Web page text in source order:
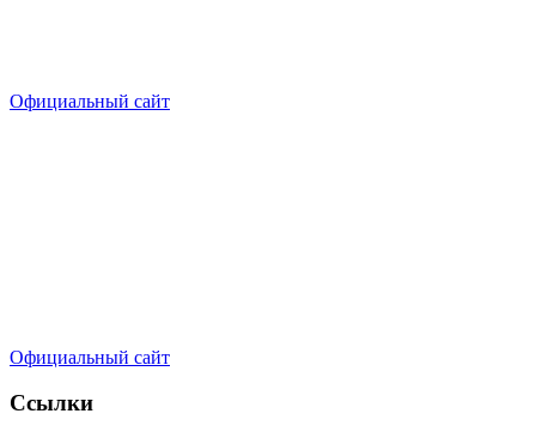
Официальный сайт
Официальный сайт
Ссылки